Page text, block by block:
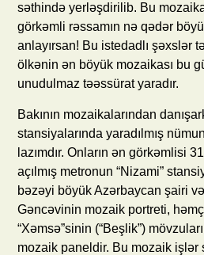
səthində yerləşdirilib. Bu
görkəmli rəssamın nə qədər
anlayırsan! Bu istedadlı şəxslər
ölkənin ən böyük mozaikası bu
unudulmaz təəssürat yaradır.
Bakının mozaikalarından
stansiyalarında yaradılmış
lazımdır. Onların ən görkəmlisi
açılmış metronun “Nizami”
bəzəyi böyük Azərbaycan şairi
Gəncəvinin mozaik portreti,
“Xəmsə”sinin (“Beşlik”)
mozaik paneldir. Bu mozaik işlər